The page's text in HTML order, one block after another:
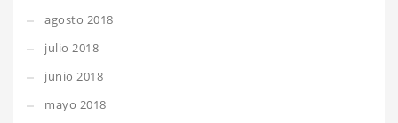
agosto 2018
julio 2018
junio 2018
mayo 2018